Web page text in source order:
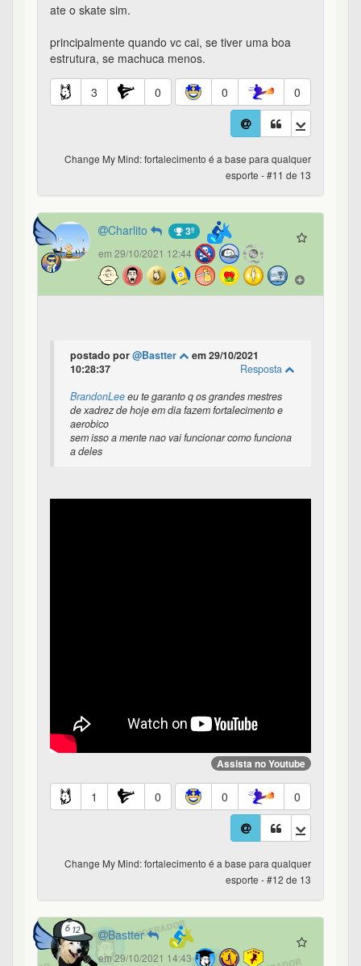
ate o skate sim.
principalmente quando vc cai, se tiver uma boa
estrutura, se machuca menos.
3 0 0 0
Change My Mind: fortalecimento é a base para qualquer
esporte - #11 de 13
Charlito 3º
em 29/10/2021 12:44
postado por@Bastter
em 29/10/2021
10:28:37
Resposta
BrandonLeeeu te garanto q os grandes mestres
de xadrez de hoje em dia fazem fortalecimento e
aerobico
sem isso a mente nao vai funcionar como funciona
a deles
Assista no Youtube
1 0 0 0
Change My Mind: fortalecimento é a base para qualquer
esporte - #12 de 13
Bastter
em 29/10/2021 14:43